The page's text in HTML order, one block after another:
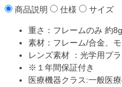
商品説明 仕様 サイズ
重さ：フレームのみ 約
素材：フレーム/合金、
レンズ素材 ：光学用プ
※１年間保証付き
医療機器クラス:一般医